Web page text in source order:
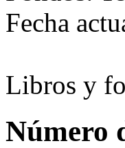
Fecha
Libros y
Número